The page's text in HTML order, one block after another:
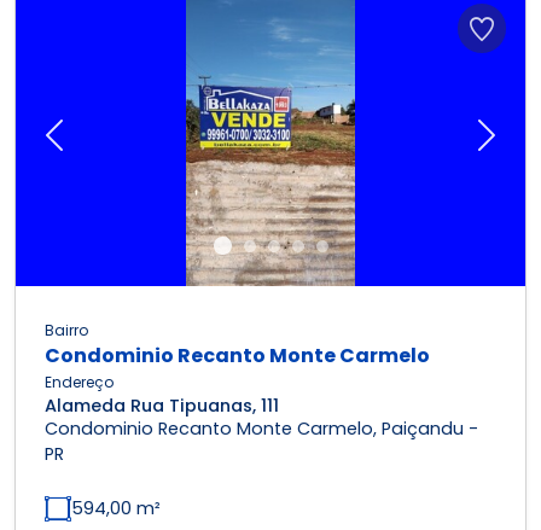
Previous Next
Bairro
Condominio Recanto Monte Carmelo
Endereço
Alameda Rua Tipuanas, 111
Condominio Recanto Monte Carmelo, Paiçandu -
PR
594,00 m²